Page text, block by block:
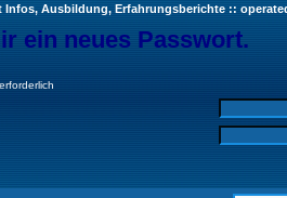
Infos, Ausbildung, Erfahrungsberichte ::
ein neues Passwort.